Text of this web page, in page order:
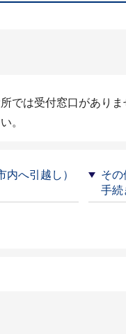
では受付窓口がありま
。
内へ引越し）
その
手続